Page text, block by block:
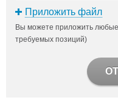
Приложить файл
Вы можете приложить
требуемых позиций)